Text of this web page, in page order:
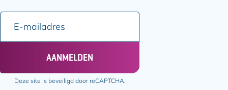
o
o
o
E
m
l
AANMELDEN
Deze site is beveiligd door reCAPTCHA.